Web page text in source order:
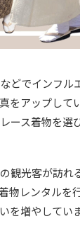
どでインフル
をアップして
ース着物を選
観光客が訪れ
物レンタルを
を増やしてい